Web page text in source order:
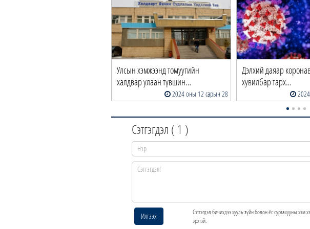
Улсын хэмжээнд томуугийн
халдвар улаан түвшин…
2024 оны 12 сарын 28
Дэлхий даяар
хувилбар тарх…
Сэтгэгдэл ( 1 )
Илгээх
Сэтгэгдэл бичихдээ хууль зүйн болон ёс суртахууны хэм
эрхтэй.